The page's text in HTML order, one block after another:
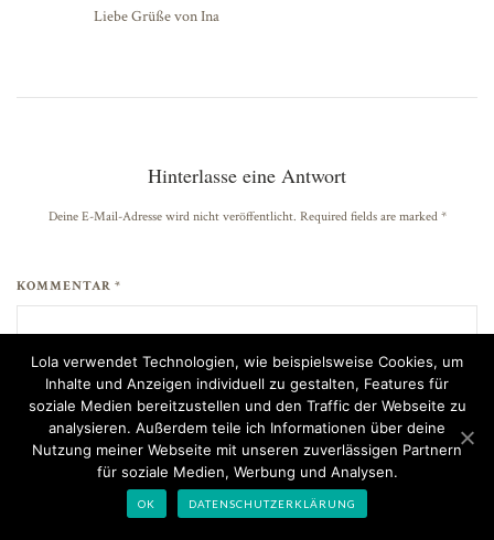
Liebe Grüße von Ina
Hinterlasse eine Antwort
Deine E-Mail-Adresse wird nicht veröffentlicht. Required fields are marked *
KOMMENTAR *
Lola verwendet Technologien, wie beispielsweise Cookies, um
Inhalte und Anzeigen individuell zu gestalten, Features für
soziale Medien bereitzustellen und den Traffic der Webseite zu
analysieren. Außerdem teile ich Informationen über deine
Nutzung meiner Webseite mit unseren zuverlässigen Partnern
für soziale Medien, Werbung und Analysen.
OK DATENSCHUTZERKLÄRUNG